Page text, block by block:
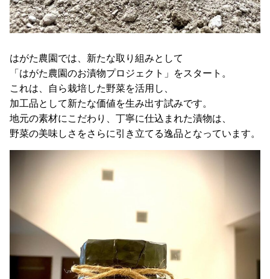
はがた農園では、新たな取り組みとして
「はがた農園のお漬物プロジェクト」をスタート。
これは、自ら栽培した野菜を活用し、
加工品として新たな価値を生み出す試みです。
地元の素材にこだわり、丁寧に仕込まれた漬物は、
野菜の美味しさをさらに引き立てる逸品となっています。